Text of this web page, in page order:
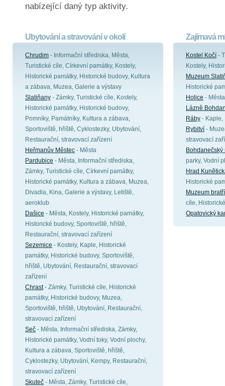
nabízející daný typ aktivity.
Ubytování a stravování v okolí
Chrudim - Informační střediska, Města,
Turistické cíle, Církevní památky, Kostely,
Historické památky, Historické budovy, Kultura
a zábava, Muzea, Galerie a výstavy
Slatiňany - Zámky, Turistické cíle, Kostely,
Historické památky, Historické budovy,
Pomníky, Památníky, Kultura a zábava,
Sportoviště, hřiště, Cyklostezky, Ubytování,
Restaurační, stravovací zařízení
Heřmanův Městec - Města
Pardubice - Města, Informační střediska,
Zámky, Turistické cíle, Církevní památky,
Historické památky, Kultura a zábava, Muzea,
Divadla, Kina, Galerie a výstavy, Letiště,
aeroklub
Dašice - Města, Kostely, Historické památky,
Historické budovy, Sportoviště, hřiště,
Restaurační, stravovací zařízení
Sezemice - Kostely, Kaple, Historické
památky, Historické budovy, Sportoviště,
hřiště, Ubytování, Restaurační, stravovací
zařízení
Chrast- Zámky, Turistické cíle, Historické
památky, Historické budovy, Muzea,
Sportoviště, hřiště, Ubytování, Restaurační,
stravovací zařízení
Seč - Města, Informační střediska, Zámky,
Historické památky, Vodní toky, Vodní plochy,
Kultura a zábava, Sportoviště, hřiště,
Cyklostezky, Ubytování, Kempy, Restaurační,
stravovací zařízení
Skuteč - Města, Zámky, Turistické cíle,
Zajímavá
Kostel Kočí -
Kostely,
Muzeum
Historické
Holice -
Lázně
Ráby - Kaple,
Rybitví -
stravovací
parky, Vodní
Hrad
Historické
Muzeum
cíle,
Opatovický